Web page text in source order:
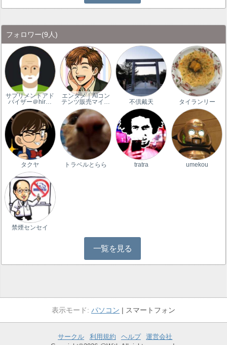
フォロワー(9人)
サプリメントアド
バイザー＠hir…
エンタメ｜AIコン
テンツ販売マイ…
不倶戴天 タイランリー
タクヤ トラベルとらら tratra umekou
禁煙センセイ
一覧を見る
パソコン スマートフォン
サークル 利用規約 ヘルプ
運営会社